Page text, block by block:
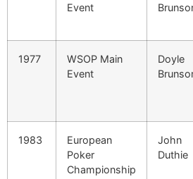
Event
1977
WSOP Main
Event
Doyle
1983
European
Poker
Championship
John
Duthie